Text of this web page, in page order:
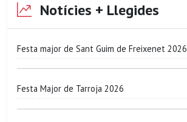
Notícies + Llegides
Festa major de Sant Guim de Freixenet 2026
Festa Major de Tarroja 2026